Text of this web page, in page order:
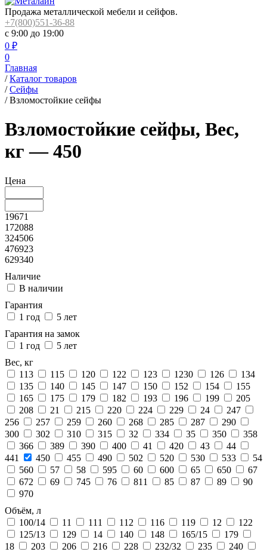
Продажа металлической мебели и сейфов.
+7(800)551-36-88
с 9:00 до 19:00
0 ₽
0
Главная
/ Каталог товаров
/ Сейфы
/ Взломостойкие сейфы
Взломостойкие сейфы, Вес,
кг — 450
Цена
19671
172088
324506
476923
629340
Наличие
В наличии
Гарантия
1 год
5 лет
Гарантия на замок
1 год
5 лет
Вес, кг
113
115 120 122 123 1230 126
134
135
140 145 147 150 152 154
155
165
175 179 182 193 196 199
205
208
21 215 220 224 229 24
247
256
257 259 260 268 285 287
290
300
302 310 315 32 334 35 350
358
366
389 390 400 41 420 43
44
441
450 455 490 502 520 530 533
54
560
57 58 595 60 600 65 650
67
672
69 745 76 811 85 87 89
90
970
Объём, л
100/14
11 111 112 116 119 12
122
125/13
129 14 140 148 165/15
179
18
203 206 216 228 232/32 235
240